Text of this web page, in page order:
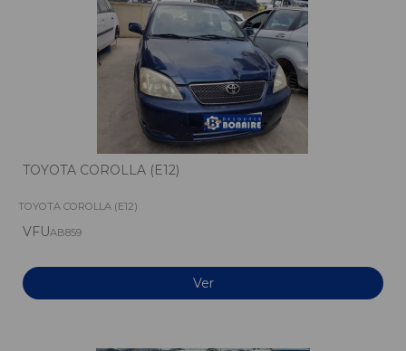
TOYOTA COROLLA (E12)
TOYOTA COROLLA (E12)
VFUAB859
Ver